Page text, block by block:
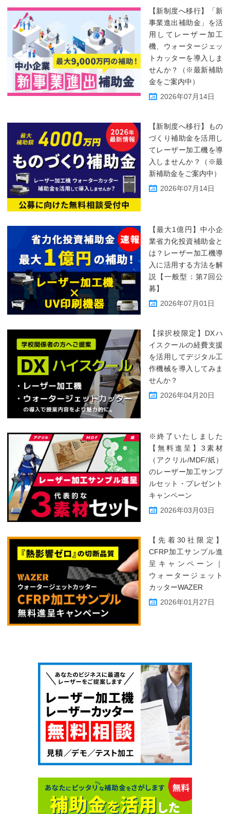
【新制度へ移行】「新
事業進出補助金」を活
用してレーザー加工
機、ウォータージェッ
トカッターを導入しま
せんか？（※最新補助
金をご案内中）
2026年07月14日
【新制度へ移行】もの
づくり補助金を活用し
てレーザー加工機を導
入しませんか？（※最
新補助金をご案内中）
2026年07月14日
【最大1億円】中小企
業省力化投資補助金と
は？レーザー加工機導
入に活用する方法を解
説【一般型：第7回公
募】
2026年07月01日
【採択校限定】DXハ
イスクールの経費支援
を活用してデジタル工
作機械を導入してみま
せんか？
2026年04月20日
※終了いたしました
【無料進呈】3素材
（アクリル/MDF/紙）
のレーザー加工サンプ
ルセット・プレゼント
キャンペーン
2026年03月03日
【先着30社限定】
CFRP加工サンプル進
呈キャンペーン｜
ウォータージェット
カッターWAZER
2026年01月27日